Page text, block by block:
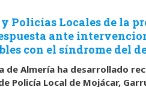
Policías Locales de la
ante
con el síndrome del
de Almería ha desarrollado
Policía Local de Mojácar,